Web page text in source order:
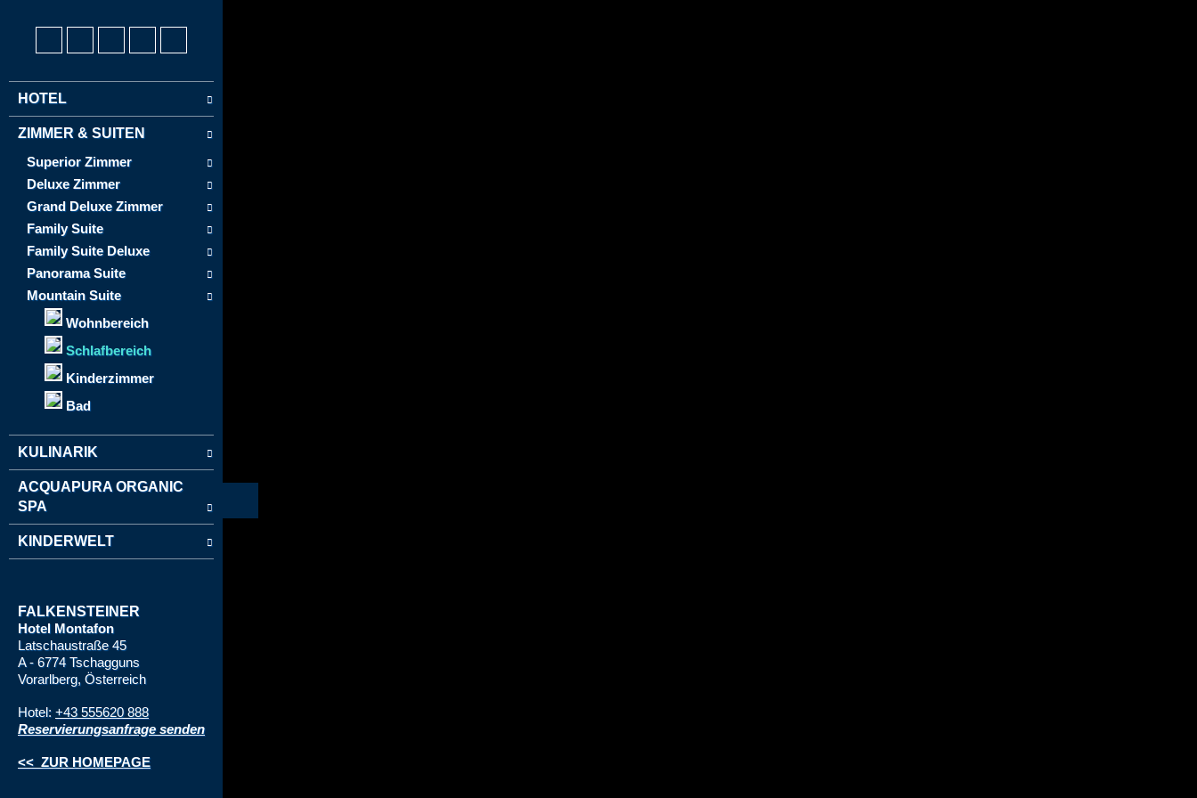
HOTEL
ZIMMER & SUITEN
Superior Zimmer
Deluxe Zimmer
Grand Deluxe Zimmer
Family Suite
Family Suite Deluxe
Panorama Suite
Mountain Suite
Wohnbereich
Schlafbereich
Kinderzimmer
Bad
KULINARIK
ACQUAPURA ORGANIC
SPA
KINDERWELT
FALKENSTEINER
Hotel Montafon
Latschaustraße 45
A - 6774 Tschagguns
Vorarlberg, Österreich
Hotel: +43 555620 888
Reservierungsanfrage senden
<< ZUR HOMEPAGE